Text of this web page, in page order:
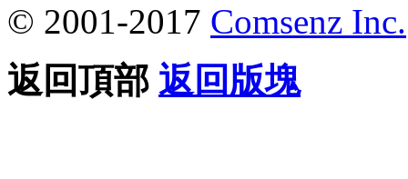
© 2001-2017 Comsenz Inc.
返回頂部 返回版塊